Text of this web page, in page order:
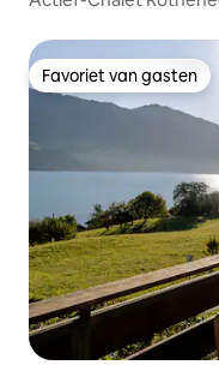
Favoriet van gasten
Favoriet van gasten